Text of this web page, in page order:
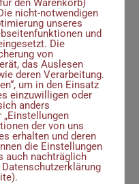
heraus,
viele
und
den Warenkorb)
nicht-notwendigen
unseres
und
Die
von
das Auslesen
deren Verarbeitung.
um in den Einsatz
einzuwilligen oder
anders
der von uns
erhalten und deren
die Einstellungen
auch nachträglich